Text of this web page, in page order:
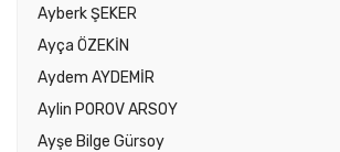
Ayberk ŞEKER
Ayça ÖZEKİN
Aydem AYDEMİR
Aylin POROV ARSOY
Ayşe Bilge Gürsoy